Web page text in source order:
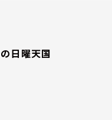
日曜天国